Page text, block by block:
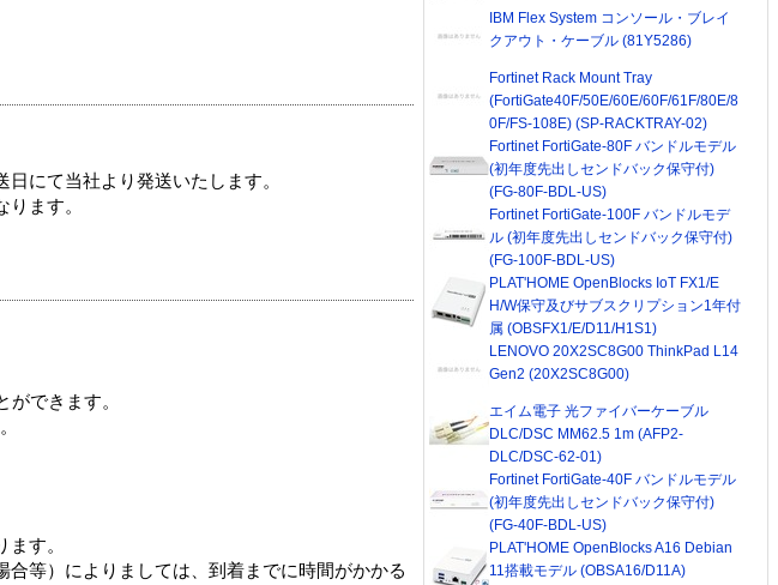
にて当社より発送いたします。
ます。
できます。
す。
等）によりましては、到着までに時間がかかる
IBM Flex System コンソール・ブレイ
クアウト・ケーブル (81Y5286)
Fortinet Rack Mount Tray
(FortiGate40F/50E/60E/60F/61F/80E/8
0F/FS-108E) (SP-RACKTRAY-02)
Fortinet FortiGate-80F バンドルモデル
(初年度先出しセンドバック保守付)
(FG-80F-BDL-US)
Fortinet FortiGate-100F バンドルモデ
ル (初年度先出しセンドバック保守付)
(FG-100F-BDL-US)
PLAT'HOME OpenBlocks IoT FX1/E
H/W保守及びサブスクリプション1年付
属 (OBSFX1/E/D11/H1S1)
LENOVO 20X2SC8G00 ThinkPad L14
Gen2 (20X2SC8G00)
エイム電子 光ファイバーケーブル
DLC/DSC MM62.5 1m (AFP2-
DLC/DSC-62-01)
Fortinet FortiGate-40F バンドルモデル
(初年度先出しセンドバック保守付)
(FG-40F-BDL-US)
PLAT'HOME OpenBlocks A16 Debian
11搭載モデル (OBSA16/D11A)